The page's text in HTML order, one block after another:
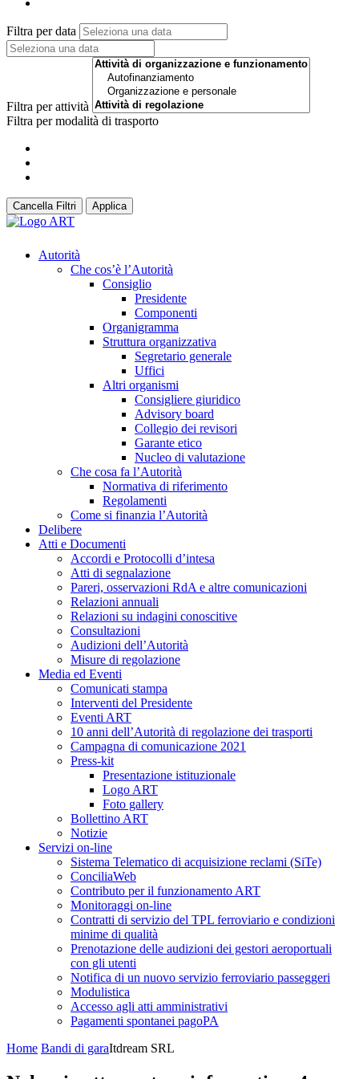
Filtra per data
Filtra per attività
Filtra per modalità di trasporto
Cancella Filtri Applica
Autorità
Che cos’è l’Autorità
Consiglio
Presidente
Componenti
Organigramma
Struttura organizzativa
Segretario generale
Uffici
Altri organismi
Consigliere giuridico
Advisory board
Collegio dei revisori
Garante etico
Nucleo di valutazione
Che cosa fa l’Autorità
Normativa di riferimento
Regolamenti
Come si finanzia l’Autorità
Delibere
Atti e Documenti
Accordi e Protocolli d’intesa
Atti di segnalazione
Pareri, osservazioni RdA e altre comunicazioni
Relazioni annuali
Relazioni su indagini conoscitive
Consultazioni
Audizioni dell’Autorità
Misure di regolazione
Media ed Eventi
Comunicati stampa
Interventi del Presidente
Eventi ART
10 anni dell’Autorità di regolazione dei trasporti
Campagna di comunicazione 2021
Press-kit
Presentazione istituzionale
Logo ART
Foto gallery
Bollettino ART
Notizie
Servizi on-line
Sistema Telematico di acquisizione reclami (SiTe)
ConciliaWeb
Contributo per il funzionamento ART
Monitoraggi on-line
Contratti di servizio del TPL ferroviario e condizioni
minime di qualità
Prenotazione delle audizioni dei gestori aeroportuali
con gli utenti
Notifica di un nuovo servizio ferroviario passeggeri
Modulistica
Accesso agli atti amministrativi
Pagamenti spontanei pagoPA
Home Bandi di garaItdream SRL